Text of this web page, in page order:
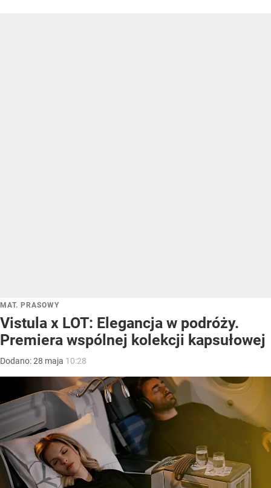
MAT. PRASOWY
Vistula x LOT: Elegancja w podróży.
Premiera wspólnej kolekcji kapsułowej
Dodano:28 maja 10:28